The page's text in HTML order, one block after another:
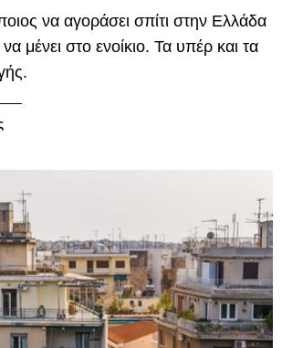
να αγοράσει σπίτι στην Ελλάδα
μένει στο ενοίκιο. Τα υπέρ και τα